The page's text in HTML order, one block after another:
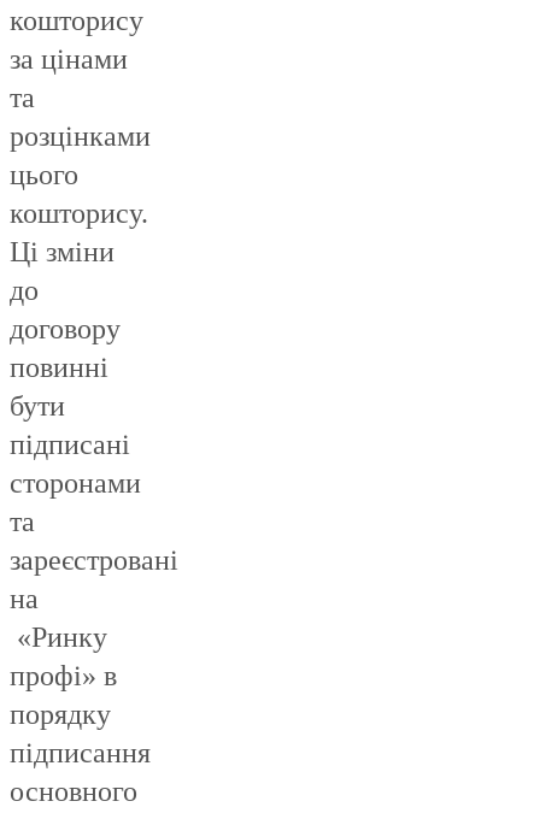
кошторису
за цінами
та
розцінками
цього
кошторису.
Ці зміни
до
договору
повинні
бути
підписані
сторонами
та
зареєстровані
на
«Ринку
профі» в
порядку
підписання
основного